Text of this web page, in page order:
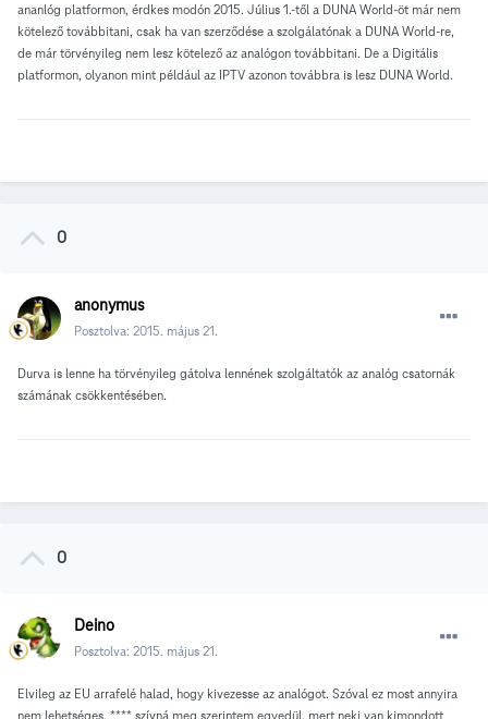
ananlóg platformon, érdkes modón 2015. Július 1.-től a DUNA World-öt már nem
kötelező továbbitani, csak ha van szerződése a szolgálatónak a DUNA World-re,
de már törvényileg nem lesz kötelező az analógon továbbitani. De a Digitális
platformon, olyanon mint például az IPTV azonon továbbra is lesz DUNA World.
0
anonymus
Posztolva: 2015. május 21.
Durva is lenne ha törvényileg gátolva lennének szolgáltatók az analóg csatornák
számának csökkentésében.
0
Deino
Posztolva: 2015. május 21.
Elvileg az EU arrafelé halad, hogy kivezesse az analógot. Szóval ez most annyira
nem lehetséges. **** szívná meg szerintem egyedül, mert neki van kimondott